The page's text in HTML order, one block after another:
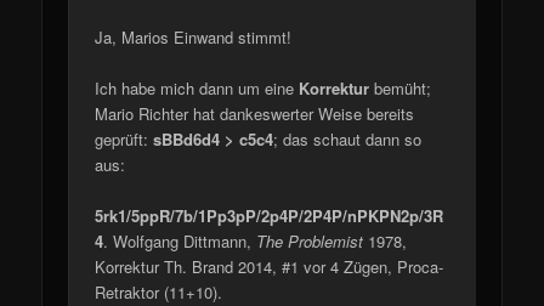
Ja, Marios Einwand stimmt!
Ich habe mich dann um eine Korrekturbemüht;
Mario Richter hat dankeswerter Weise bereits
geprüft:sBBd6d4 > c5c4; das schaut dann so
aus:
5rk1/5ppR/7b/1Pp3pP/2p4P/2P4P/nPKPN2p/3R
4. Wolfgang Dittmann, The Problemist 1978,
Korrektur Th. Brand 2014, #1 vor 4 Zügen, Proca-
Retraktor (11+10).